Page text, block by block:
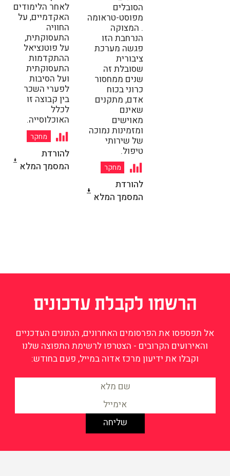
הסובלים
מפוסט-טראומה
. המצוקה
הנרחבת הזו
פגשה מערכת
ציבורית
שסובלת זה
שנים ממחסור
כרוני בכוח
אדם, מתקנים
שאינם
מאוישים
ומזמינות נמוכה
של שירותי
טיפול.
מחקר
להורדת
המסמך המלא
לאחר הלימודים
האקדמיים, על
החוויה
התעסוקתית,
על פוטנציאל
ההתקדמות
התעסוקתית
ועל הסיבות
לפערי השכר
בין קבוצה זו
לכלל
האוכלוסייה.
מחקר
להורדת
המסמך המלא
הרשמו לקבלת עדכונים
אל תפספסו את הפרסומים האחרונים, הנתונים העדכניים
והאירועים הקרובים - הצטרפו לרשימת התפוצה שלנו
וקבלו את ידיעון מרכז אדוה במייל, פעם בחודש: